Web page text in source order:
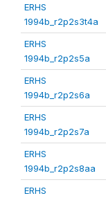
ERHS
1994b_r2p2s3t4a
ERHS
1994b_r2p2s5a
ERHS
1994b_r2p2s6a
ERHS
1994b_r2p2s7a
ERHS
1994b_r2p2s8aa
ERHS